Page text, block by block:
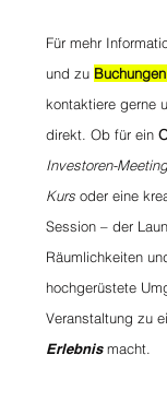
Für mehr
und zu
kontaktiere gerne
direkt. Ob für ein
Investoren-Meeting
Kurs oder eine
Session – der
Räumlichkeiten
hochgerüstete
Veranstaltung zu
Erlebnismacht.